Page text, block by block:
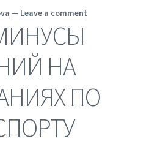
— Leave a comment
НА
ПО